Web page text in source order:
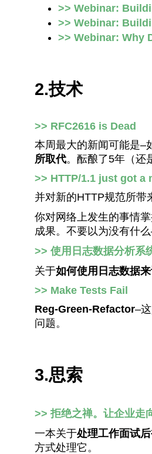
>> Webinar:
>> Webinar:
>> Webinar: Why
2.技术
>> RFC2616 is Dead
本周最大的新闻可能是–
所取代。酝酿了5年（还
>> HTTP/1.1 just got a
并对新的HTTP规范所带
你对网络上发生的事情
成果。不要以为没有什么
>> 使用日志数据分析系
关于如何使用日志数据
>> Make Tests Fail
Reg-Green-Refactor–
问题。
3.思索
>> 拒绝之禅。让企业走
一本关于处理工作面试
方式处理它。